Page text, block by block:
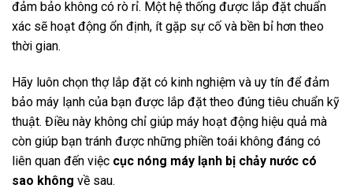
đảm bảo không có rò rỉ. Một hệ thống được lắp đặt chuẩn
xác sẽ hoạt động ổn định, ít gặp sự cố và bền bỉ hơn theo
thời gian.
Hãy luôn chọn thợ lắp đặt có kinh nghiệm và uy tín để đảm
bảo máy lạnh của bạn được lắp đặt theo đúng tiêu chuẩn kỹ
thuật. Điều này không chỉ giúp máy hoạt động hiệu quả mà
còn giúp bạn tránh được những phiền toái không đáng có
liên quan đến việc cục nóng máy lạnh bị chảy nước có
sao không về sau.